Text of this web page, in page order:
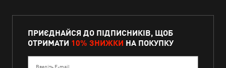
ПРИЄДНАЙСЯ ДО ПІДПИСНИКІВ, ЩОБ
ОТРИМАТИ 10% ЗНИЖКИ НА ПОКУПКУ
Введіть E-mail